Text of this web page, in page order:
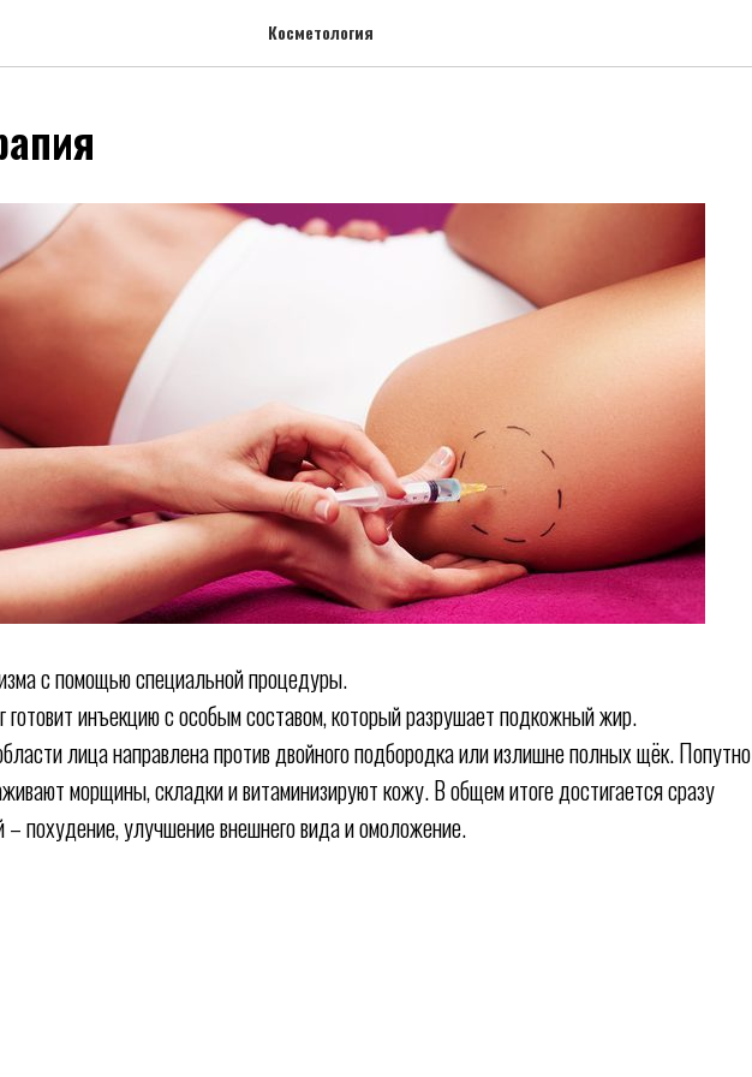
Косметология
с помощью специальной процедуры.
готовит инъекцию с особым составом, который разрушает подкожный жир.
лица направлена против двойного подбородка или излишне полных щёк. Попутно
морщины, складки и витаминизируют кожу. В общем итоге достигается сразу
– похудение, улучшение внешнего вида и омоложение.